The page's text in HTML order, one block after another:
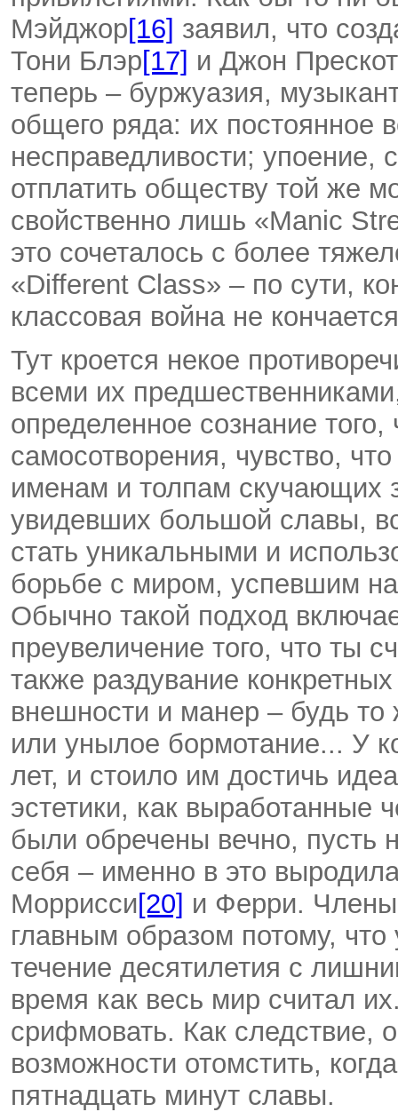
Мэйджор[16] заявил, что
Тони Блэр[17] и Джон
теперь – буржуазия,
общего ряда: их постоянное
несправедливости; упоение,
отплатить обществу той же
свойственно лишь «Manic
это сочеталось с более
«Different Class» – по сути,
классовая война не
Тут кроется некое
всеми их
определенное сознание того,
самосотворения, чувство,
именам и толпам скучающих
увидевших большой славы,
стать уникальными и
борьбе с миром, успевшим
Обычно такой подход
преувеличение того, что ты
также раздувание
внешности и манер – будь
или унылое бормотание... У
лет, и стоило им достичь
эстетики, как выработанные
были обречены вечно, пусть
себя – именно в это
Моррисси[20] и Ферри. Члены
главным образом потому,
течение десятилетия с
время как весь мир считал
срифмовать. Как следствие,
возможности отомстить,
пятнадцать минут славы.